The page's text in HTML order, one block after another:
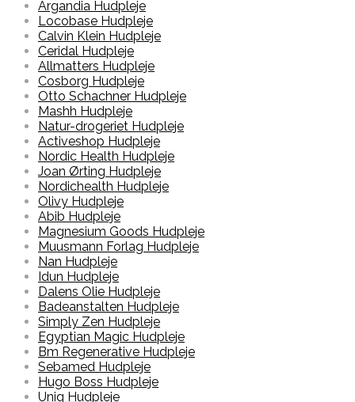
Argandia Hudpleje
Locobase Hudpleje
Calvin Klein Hudpleje
Ceridal Hudpleje
Allmatters Hudpleje
Cosborg Hudpleje
Otto Schachner Hudpleje
Mashh Hudpleje
Natur-drogeriet Hudpleje
Activeshop Hudpleje
Nordic Health Hudpleje
Joan Ørting Hudpleje
Nordichealth Hudpleje
Olivy Hudpleje
Abib Hudpleje
Magnesium Goods Hudpleje
Muusmann Forlag Hudpleje
Nan Hudpleje
Idun Hudpleje
Dalens Olie Hudpleje
Badeanstalten Hudpleje
Simply Zen Hudpleje
Egyptian Magic Hudpleje
Bm Regenerative Hudpleje
Sebamed Hudpleje
Hugo Boss Hudpleje
Uniq Hudpleje